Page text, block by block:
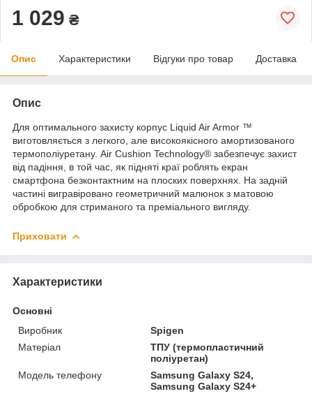
1 029 ₴
Опис Характеристики Відгуки про товар Доставка
Опис
Для оптимального захисту корпус Liquid Air Armor ™
виготовляється з легкого, але високоякісного амортизованого
термополіуретану. Air Cushion Technology® забезпечує захист
від падіння, в той час, як підняті краї роблять екран
смартфона безконтактним на плоских поверхнях. На задній
частині вигравіровано геометричний малюнок з матовою
обробкою для стриманого та преміального вигляду.
Приховати
Характеристики
Основні
Виробник
Spigen
Матеріал
ТПУ (термопластичний
поліуретан)
Модель телефону
Samsung Galaxy S24,
Samsung Galaxy S24+